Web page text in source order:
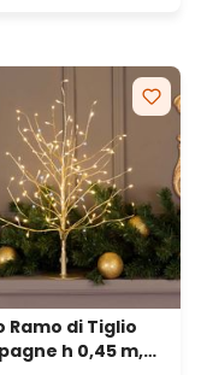
Ramo di Tiglio
h 0,45 m,